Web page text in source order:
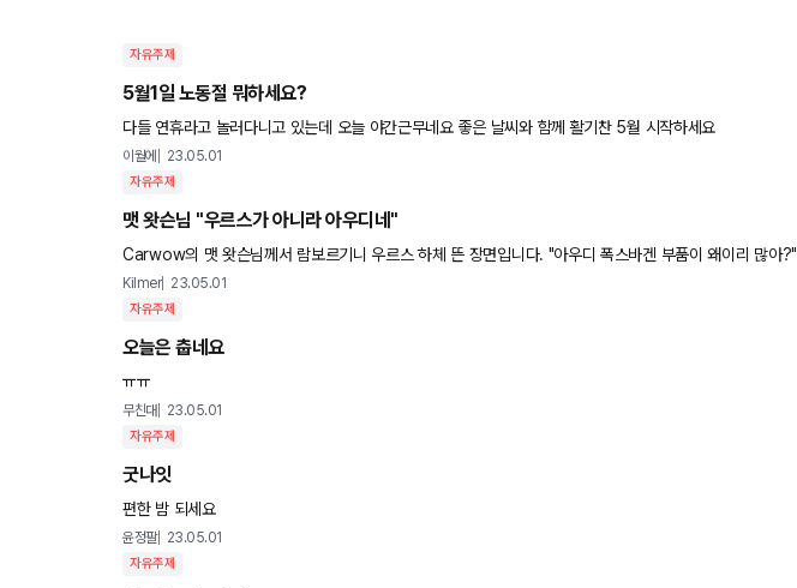
자유주제
5월1일 노동절 뭐하세요?
다들 연휴라고 놀러다니고 있는데 오늘 야간근무네요 좋은 날씨와 함께 활기찬 5월 시작하세요
이월에 23.05.01
자유주제
맷 왓슨님 "우르스가 아니라 아우디네"
Carwow의 맷 왓슨님께서 람보르기니 우르스 하체 뜬 장면입니다. "아우디 폭스바겐 부품이 왜이리 많아?"
Kilmer 23.05.01
자유주제
오늘은 춥네요
ㅠㅠ
무친대 23.05.01
자유주제
굿나잇
편한 밤 되세요
윤정팔 23.05.01
자유주제